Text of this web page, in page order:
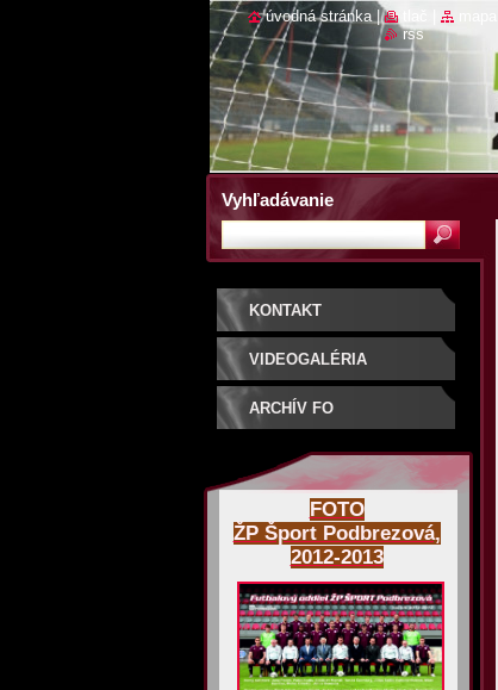
KONTAKT
VIDEOGALÉRIA
ARCHÍV FO
FOTO
ŽP Šport Podbrezová,
2012-2013
Vyhľadávanie
úvodná stránka |
rss